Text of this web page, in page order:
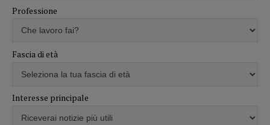
Professione
Fascia di età
Interesse principale